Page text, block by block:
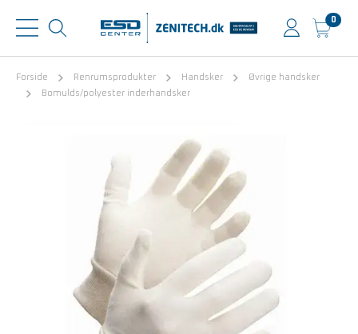
0
Forside Renrumsprodukter Handsker
Øvrige handsker
Bomulds/polyester inderhandsker